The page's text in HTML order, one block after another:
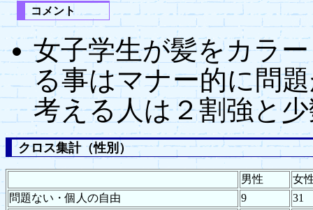
コメント
女子学生が髪をカラ
る事はマナー的に問
考える人は２割強と
クロス集計（性別）
男性
女
問題ない・個人の自由
9
31